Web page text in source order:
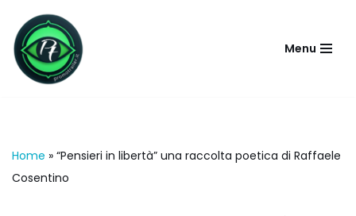
Vai
al
contenuto
Menu
Home » “Pensieri in libertà” una raccolta poetica di Raffaele
Cosentino